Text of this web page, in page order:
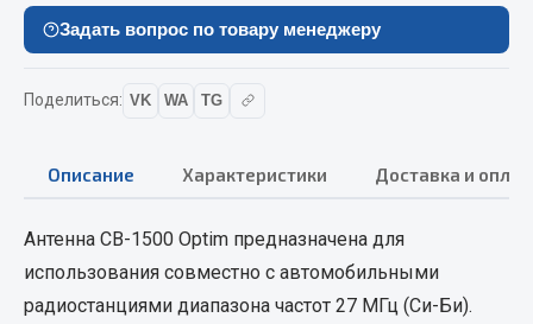
Весь раздел
Охладжающие жидкости
Задать вопрос по товару менеджеру
Поделиться: VK WA TG
Описание Характеристики Доставка и
Антенна CB-1500 Optim предназначена для
использования совместно с автомобильными
радиостанциями диапазона частот 27 МГц (Си-Би).